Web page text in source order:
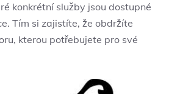
konkrétní služby jsou dostupné
Tím si zajistíte, že obdržíte
kterou potřebujete pro své